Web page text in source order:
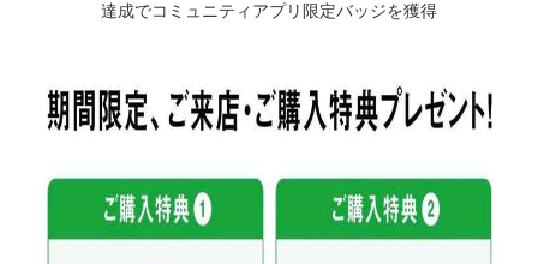
達成でコミュニティアプリ限定バッジを獲得